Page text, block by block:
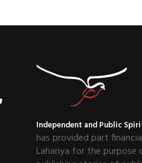
Independent and Public
has provided part
Lahariya for the